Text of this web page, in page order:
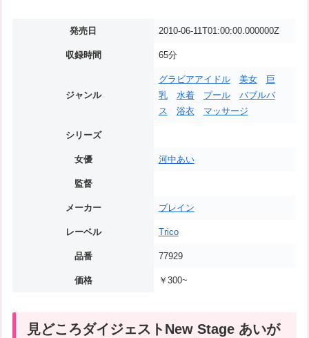
発売日 2010-06-11T01:00:00.000000Z
収録時間 65分
ジャンル
グラビアアイドル 美女
巨
乳
水着 プール
バブルバ
ス
浴衣 マッサージ
シリーズ
女優 河中あい
監督
メーカー ブレイン
レーベル Trico
品番 77929
価格 ￥300~
見どころダイジェストNew Stage あいが